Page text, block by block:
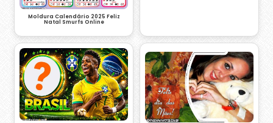
Moldura Calendário 2025 Feliz
Natal Smurfs Online